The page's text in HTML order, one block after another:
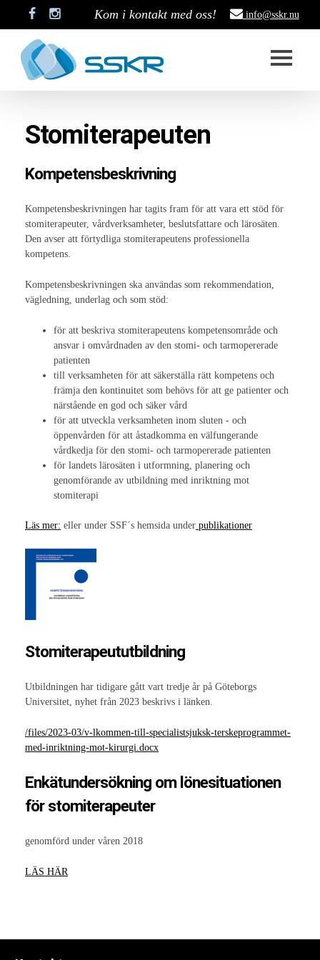
Kom i kontakt med oss! info@sskr.nu
SSKR
Historik
Medlemskap
Stipendium
Nationella Kongresser
Nationell kongress 2017
Nationell kongress 2015
Nationell kongress 2013
Nationell Kongress 2011
Nationell kongress 2009
Nationell kongress 2007
Nationell kongress 2005
Nationell kongress 2003
Internationell kongress 2021
Stomi
Diagnoser
Stomityper
Stomiterapeuten
Kompetensbeskrivning
Kompetensbeskrivningen har tagits fram för att vara ett stöd för
stomiterapeuter, vårdverksamheter, beslutsfattare och lärosäten.
Den avser att förtydliga stomiterapeutens professionella
kompetens.
Kompetensbeskrivningen ska användas som rekommendation,
vägledning, underlag och som stöd:
för att beskriva stomiterapeutens kompetensområde och
ansvar i omvårdnaden av den stomi- och tarmopererade
patienten
till verksamheten för att säkerställa rätt kompetens och
främja den kontinuitet som behövs för att ge patienter och
närstående en god och säker vård
för att utveckla verksamheten inom sluten - och
öppenvården för att åstadkomma en välfungerande
vårdkedja för den stomi- och tarmopererade patienten
för landets lärosäten i utformning, planering och
genomförande av utbildning med inriktning mot
stomiterapi
Läs mer: eller under SSF´s hemsida under publikationer
Stomiterapeututbildning
Utbildningen har tidigare gått vart tredje år på Göteborgs
Universitet, nyhet från 2023 beskrivs i länken.
/files/2023-03/v-lkommen-till-specialistsjuksk-terskeprogrammet-
med-inriktning-mot-kirurgi.docx
Enkätundersökning om lönesituationen
för stomiterapeuter
genomförd under våren 2018
LÄS HÄR